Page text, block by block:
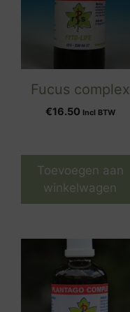
Fucus complex
€16.50 Incl BTW
Toevoegen aan
winkelwagen